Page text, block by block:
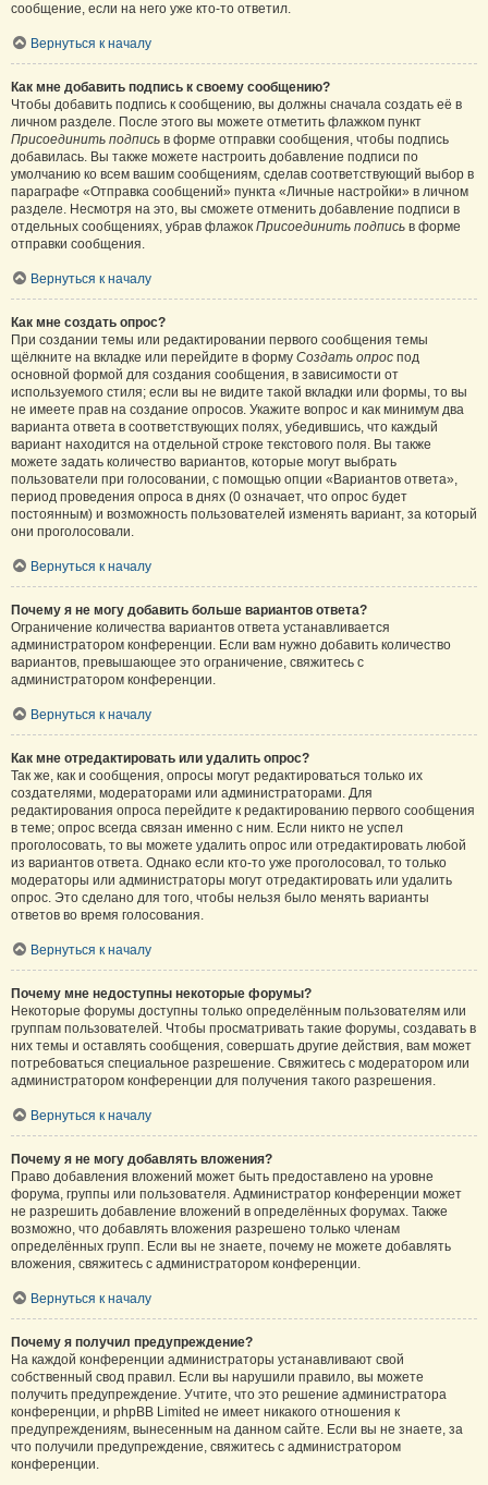
сообщение, если на него уже кто-то ответил.
Вернуться к началу
Как мне добавить подпись к своему сообщению?
Чтобы добавить подпись к сообщению, вы должны сначала создать её в
личном разделе. После этого вы можете отметить флажком пункт
Присоединить подпись в форме отправки сообщения, чтобы подпись
добавилась. Вы также можете настроить добавление подписи по
умолчанию ко всем вашим сообщениям, сделав соответствующий выбор в
параграфе «Отправка сообщений» пункта «Личные настройки» в личном
разделе. Несмотря на это, вы сможете отменить добавление подписи в
отдельных сообщениях, убрав флажок Присоединить подпись в форме
отправки сообщения.
Вернуться к началу
Как мне создать опрос?
При создании темы или редактировании первого сообщения темы
щёлкните на вкладке или перейдите в форму Создать опрос под
основной формой для создания сообщения, в зависимости от
используемого стиля; если вы не видите такой вкладки или формы, то вы
не имеете прав на создание опросов. Укажите вопрос и как минимум два
варианта ответа в соответствующих полях, убедившись, что каждый
вариант находится на отдельной строке текстового поля. Вы также
можете задать количество вариантов, которые могут выбрать
пользователи при голосовании, с помощью опции «Вариантов ответа»,
период проведения опроса в днях (0 означает, что опрос будет
постоянным) и возможность пользователей изменять вариант, за который
они проголосовали.
Вернуться к началу
Почему я не могу добавить больше вариантов ответа?
Ограничение количества вариантов ответа устанавливается
администратором конференции. Если вам нужно добавить количество
вариантов, превышающее это ограничение, свяжитесь с
администратором конференции.
Вернуться к началу
Как мне отредактировать или удалить опрос?
Так же, как и сообщения, опросы могут редактироваться только их
создателями, модераторами или администраторами. Для
редактирования опроса перейдите к редактированию первого сообщения
в теме; опрос всегда связан именно с ним. Если никто не успел
проголосовать, то вы можете удалить опрос или отредактировать любой
из вариантов ответа. Однако если кто-то уже проголосовал, то только
модераторы или администраторы могут отредактировать или удалить
опрос. Это сделано для того, чтобы нельзя было менять варианты
ответов во время голосования.
Вернуться к началу
Почему мне недоступны некоторые форумы?
Некоторые форумы доступны только определённым пользователям или
группам пользователей. Чтобы просматривать такие форумы, создавать в
них темы и оставлять сообщения, совершать другие действия, вам может
потребоваться специальное разрешение. Свяжитесь с модератором или
администратором конференции для получения такого разрешения.
Вернуться к началу
Почему я не могу добавлять вложения?
Право добавления вложений может быть предоставлено на уровне
форума, группы или пользователя. Администратор конференции может
не разрешить добавление вложений в определённых форумах. Также
возможно, что добавлять вложения разрешено только членам
определённых групп. Если вы не знаете, почему не можете добавлять
вложения, свяжитесь с администратором конференции.
Вернуться к началу
Почему я получил предупреждение?
На каждой конференции администраторы устанавливают свой
собственный свод правил. Если вы нарушили правило, вы можете
получить предупреждение. Учтите, что это решение администратора
конференции, и phpBB Limited не имеет никакого отношения к
предупреждениям, вынесенным на данном сайте. Если вы не знаете, за
что получили предупреждение, свяжитесь с администратором
конференции.